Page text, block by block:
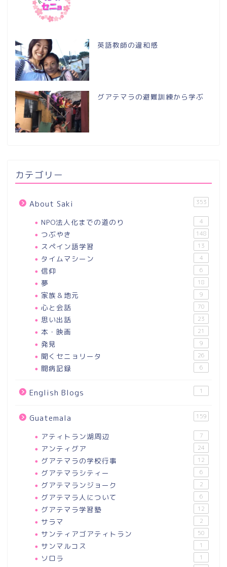
英語教師の違和感
グアテマラの避難訓練から学ぶ
カテゴリー
About Saki 353
NPO法人化までの道のり 4
つぶやき 148
スペイン語学習 13
タイムマシーン 4
信仰 6
夢 18
家族＆地元 9
心と会話 70
思い出話 23
本・映画 21
発見 9
聞くセニョリータ 26
闘病記録 6
English Blogs 1
Guatemala 159
アティトラン湖周辺 7
アンティグア 24
グアテマラの学校行事 12
グアテマラシティー 6
グアテマランジョーク 2
グアテマラ人について 6
グアテマラ学習塾 12
サラマ 2
サンティアゴアティトラン 50
サンマルコス 1
ソロラ 1